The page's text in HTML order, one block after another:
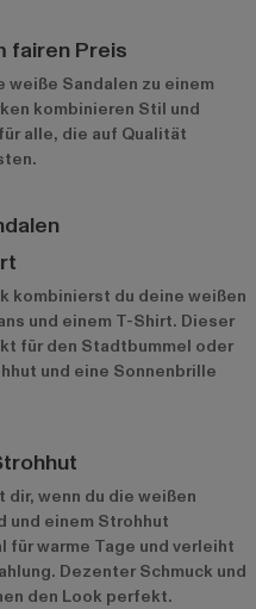
fairen Preis
Sandalen zu einem
kombinieren Stil und
alle, die auf Qualität
kombinierst du deine weißen
und einem T-Shirt. Dieser
für den Stadtbummel oder
und eine Sonnenbrille
wenn du die weißen
und einem Strohhut
warme Tage und verleiht
Dezenter Schmuck und
den Look perfekt.